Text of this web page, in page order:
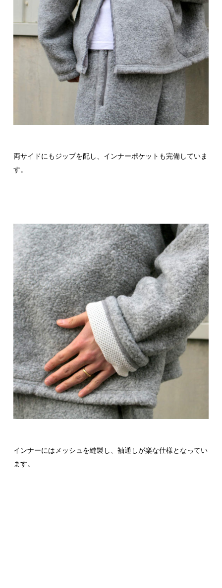
両サイドにもジップを配し、インナーポケットも完備していま
す。
インナーにはメッシュを縫製し、袖通しが楽な仕様となってい
ます。